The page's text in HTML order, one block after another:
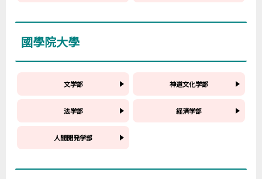
國學院大學
文学部 神道文化学部
法学部 経済学部
人間開発学部